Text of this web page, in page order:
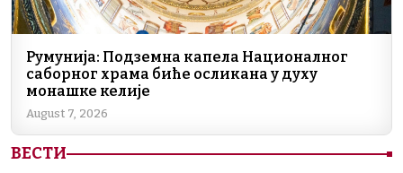
Румунија: Подземна капела Националног
саборног храма биће осликана у духу
монашке келије
August 7, 2026
ВЕСТИ